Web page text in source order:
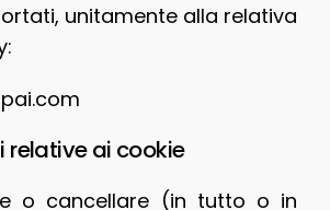
unitamente alla relativa
relative ai cookie
o cancellare (in tutto o in